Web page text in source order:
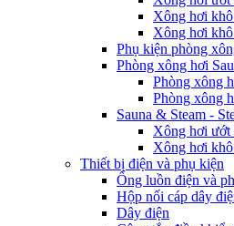
Xông hơi
Xông hơi
Phụ kiện phòng
Phòng xông hơi
Phòng xông
Phòng xông
Sauna & Steam -
Xông hơi ướt
Xông hơi khô
Thiết bị điện và phụ kiện
Ống luồn điện và
Hộp nối cáp dây
Dây điện